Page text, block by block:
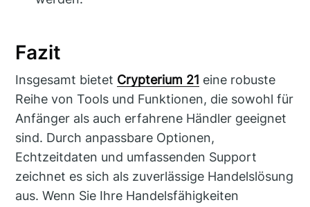
Fazit
Insgesamt bietet Crypterium 21 eine robuste
Reihe von Tools und Funktionen, die sowohl für
Anfänger als auch erfahrene Händler geeignet
sind. Durch anpassbare Optionen,
Echtzeitdaten und umfassenden Support
zeichnet es sich als zuverlässige Handelslösung
aus. Wenn Sie Ihre Handelsfähigkeiten